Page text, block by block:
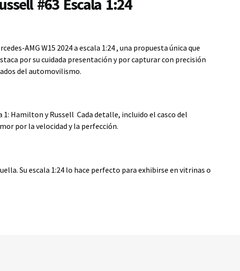
#63 Escala 1:24
AMG W15 2024 a escala 1:24 , una propuesta única que
por su cuidada presentación y por capturar con precisión
del automovilismo.
Hamilton y Russell Cada detalle, incluido el casco del
por la velocidad y la perfección.
Su escala 1:24 lo hace perfecto para exhibirse en vitrinas o